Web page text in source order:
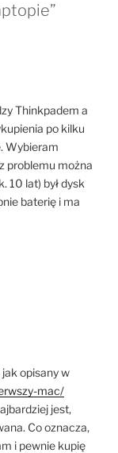
Thinkpadem a
po kilku
Wybieram
problemu można
10 lat) był dysk
baterię i ma
opisany w
mac/
jest,
Co oznacza,
i pewnie kupię